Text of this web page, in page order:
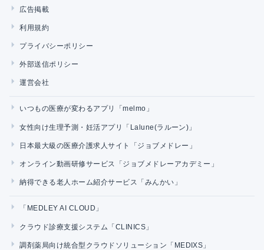
広告掲載
利用規約
プライバシーポリシー
外部送信ポリシー
運営会社
いつもの医療が変わるアプリ「melmo」
女性向け生理予測・妊活アプリ「Lalune(ラルーン)」
日本最大級の医療介護求人サイト「ジョブメドレー」
オンライン動画研修サービス「ジョブメドレーアカデミー」
納得できる老人ホーム紹介サービス「みんかい」
「MEDLEY AI CLOUD」
クラウド診療支援システム「CLINICS」
調剤薬局向け統合型クラウドソリューション「MEDIXS」